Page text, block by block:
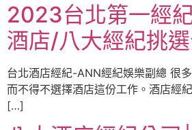
2023台北第一經
酒店/八大經紀挑
台北酒店經紀-ANN經紀娛樂副總 很
而不得不選擇酒店這份工作。酒店經
[…]